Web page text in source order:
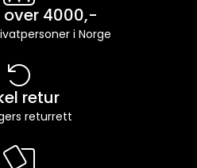
over 4000,-
i Norge
retur
returrett